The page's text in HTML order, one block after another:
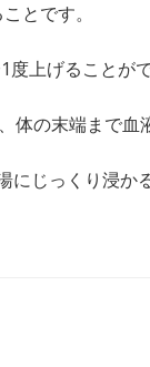
とです。
上げることがで
体の末端まで血
にじっくり浸か